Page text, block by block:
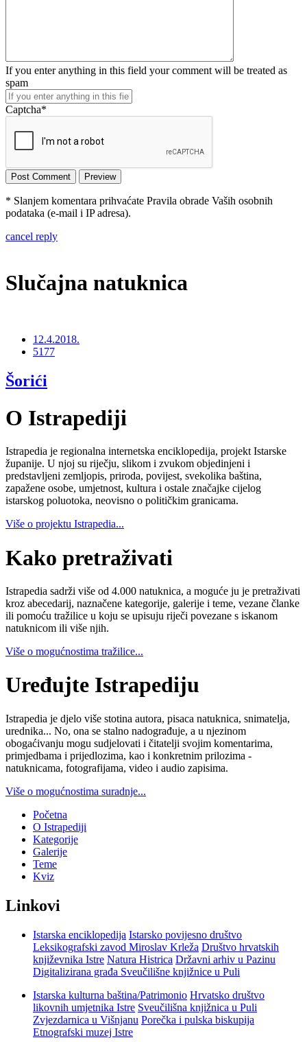
If you enter anything in this field your comment will be treated as
spam
Captcha*
* Slanjem komentara prihvaćate Pravila obrade Vaših osobnih
podataka (e-mail i IP adresa).
cancel reply
Slučajna natuknica
12.4.2018.
5177
Šorići
O Istrapediji
Istrapedia je regionalna internetska enciklopedija, projekt Istarske
županije. U njoj su riječju, slikom i zvukom objedinjeni i
predstavljeni zemljopis, priroda, povijest, svekolika baština,
zapažene osobe, umjetnost, kultura i ostale značajke cijelog
istarskog poluotoka, neovisno o političkim granicama.
Više o projektu Istrapedia...
Kako pretraživati
Istrapedia sadrži više od 4.000 natuknica, a moguće ju je pretraživati
kroz abecedarij, naznačene kategorije, galerije i teme, vezane članke
ili pomoću tražilice u koju se upisuju riječi povezane s iskanom
natuknicom ili više njih.
Više o mogućnostima tražilice...
Uređujte Istrapediju
Istrapedia je djelo više stotina autora, pisaca natuknica, snimatelja,
urednika... No, ona se stalno nadograđuje, a u njezinom
obogaćivanju mogu sudjelovati i čitatelji svojim komentarima,
primjedbama i prijedlozima, kao i konkretnim prilozima -
natuknicama, fotografijama, video i audio zapisima.
Više o mogućnostima suradnje...
Početna
O Istrapediji
Kategorije
Galerije
Teme
Kviz
Linkovi
Istarska enciklopedija Istarsko povijesno društvo
Leksikografski zavod Miroslav Krleža Društvo hrvatskih
književnika Istre Natura Histrica Državni arhiv u Pazinu
Digitalizirana građa Sveučilišne knjižnice u Puli
Istarska kulturna baština/Patrimonio Hrvatsko društvo
likovnih umjetnika Istre Sveučilišna knjižnica u Puli
Zvjezdarnica u Višnjanu Porečka i pulska biskupija
Etnografski muzej Istre